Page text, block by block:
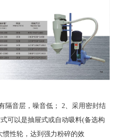
隔音层，噪音低； 2、采用密封结
可以是抽屉式或自动吸料(备选构
性轮，达到强力粉碎的效